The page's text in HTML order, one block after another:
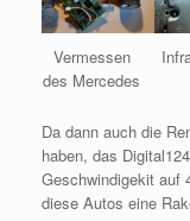
Vermessen
des Mercedes
Da dann auch die
haben, das
Geschwindigekit auf
diese Autos eine